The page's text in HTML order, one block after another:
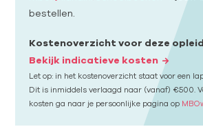
bestellen.
Kostenoverzicht voor deze
Bekijk indicatieve kosten
Let op: in het kostenoverzicht staat voor een
Dit is inmiddels verlaagd naar (vanaf) €500.
kosten ga naar je persoonlijke pagina op